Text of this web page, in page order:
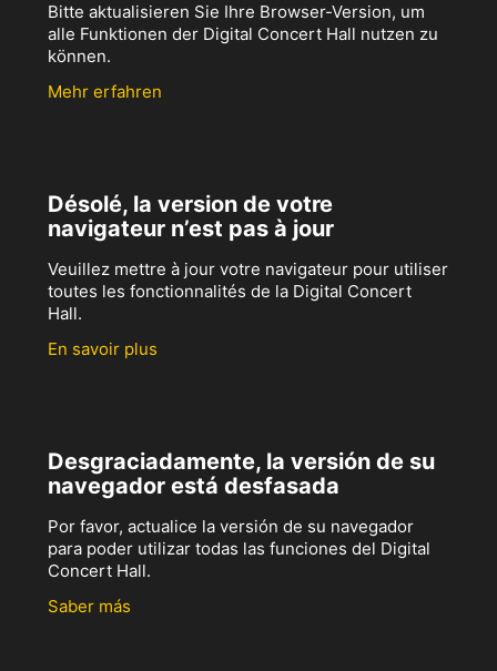
Bitte aktualisieren Sie Ihre Browser-Version, um
alle Funktionen der Digital Concert Hall nutzen zu
können.
Mehr erfahren
Désolé, la version de votre
navigateur n’est pas à jour
Veuillez mettre à jour votre navigateur pour utiliser
toutes les fonctionnalités de la Digital Concert
Hall.
En savoir plus
Desgraciadamente, la versión de su
navegador está desfasada
Por favor, actualice la versión de su navegador
para poder utilizar todas las funciones del Digital
Concert Hall.
Saber más